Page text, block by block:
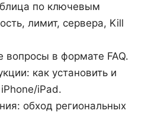
по ключевым
лимит, сервера, Kill
вопросы в формате FAQ.
как установить и
iPad.
обход региональных